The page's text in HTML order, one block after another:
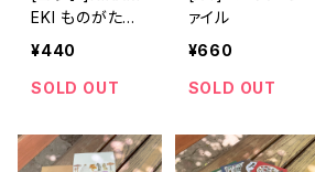
EKI ものがたり
メッセージカー
り】(Brown)
¥440
SOLD OUT
ァイル
¥660
SOLD OUT